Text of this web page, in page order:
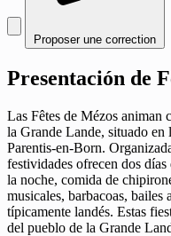
Proposer une correction
Presentación de
Las Fêtes de Mézos animan
la Grande Lande, situado
Parentis-en-Born.
festividades ofrecen dos
la noche, comida de
musicales, barbacoas,
típicamente landés. Estas
del pueblo de la Grande